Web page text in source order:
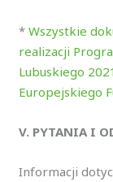
*Wszystkie
realizacji
Lubuskiego
Europejskiego
V. PYTANIA I
Informacji